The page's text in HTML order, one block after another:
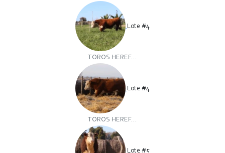
Lote #4
TOROS HEREF...
Lote #4
TOROS HEREF...
Lote #5